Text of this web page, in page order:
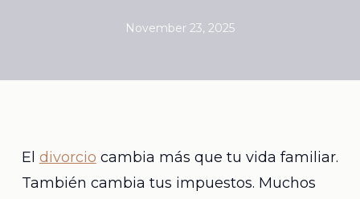
November 23, 2025
El divorcio cambia más que tu vida familiar.
También cambia tus impuestos. Muchos